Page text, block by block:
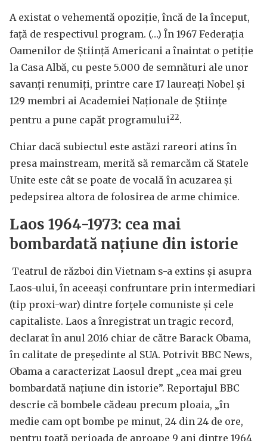
A existat o vehementă opoziție, încă de la început,
față de respectivul program. (…) În 1967 Federația
Oamenilor de Știință Americani a înaintat o petiție
la Casa Albă, cu peste 5.000 de semnături ale unor
savanți renumiți, printre care 17 laureați Nobel și
129 membri ai Academiei Naționale de Științe
pentru a pune capăt programului22.
Chiar dacă subiectul este astăzi rareori atins în
presa mainstream, merită să remarcăm că Statele
Unite este cât se poate de vocală în acuzarea și
pedepsirea altora de folosirea de arme chimice.
Laos 1964-1973: cea mai
bombardată națiune din istorie
Teatrul de război din Vietnam s-a extins și asupra
Laos-⁠ului, în aceeași confruntare prin intermediari
(tip proxi-war) dintre forțele comuniste și cele
capitaliste. Laos a înregistrat un tragic record,
declarat în anul 2016 chiar de către Barack Obama,
în calitate de președinte al SUA. Potrivit BBC News,
Obama a caracterizat Laosul drept „cea mai greu
bombardată națiune din istorie”. Reportajul BBC
descrie că bombele cădeau precum ploaia, „în
medie cam opt bombe pe minut, 24 din 24 de ore,
pentru toată perioada de aproape 9 ani dintre 1964